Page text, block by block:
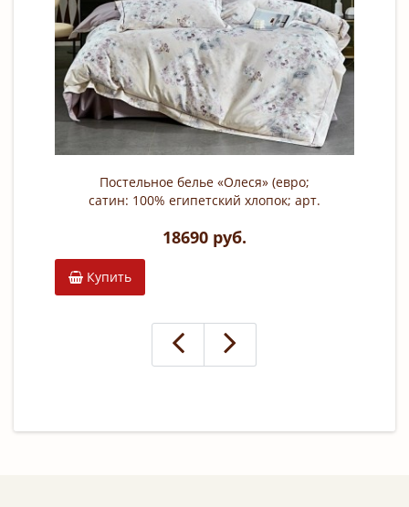
Постельное белье «Олеся» (евро;
сатин: 100% египетский хлопок; арт.
18690 руб.
Купить